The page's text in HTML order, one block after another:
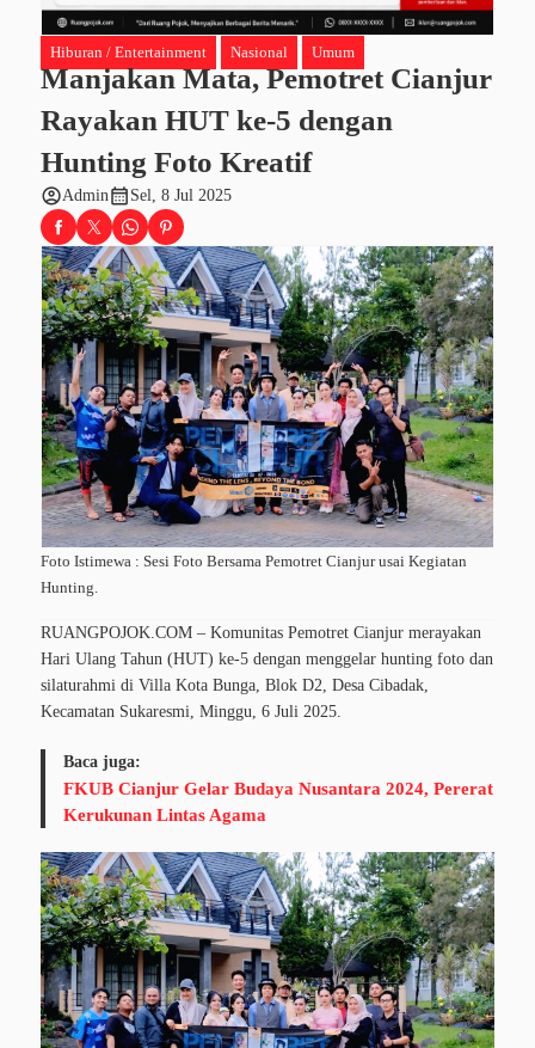
Hiburan / Entertainment Nasional Umum
Manjakan Mata, Pemotret Cianjur
Rayakan HUT ke-5 dengan
Hunting Foto Kreatif
account_circleAdmin calendar_month Sel, 8 Jul 2025
Foto Istimewa : Sesi Foto Bersama Pemotret Cianjur usai Kegiatan
Hunting.
RUANGPOJOK.COM – Komunitas Pemotret Cianjur merayakan
Hari Ulang Tahun (HUT) ke-5 dengan menggelar hunting foto dan
silaturahmi di Villa Kota Bunga, Blok D2, Desa Cibadak,
Kecamatan Sukaresmi, Minggu, 6 Juli 2025.
Baca juga:
FKUB Cianjur Gelar Budaya Nusantara 2024, Pererat
Kerukunan Lintas Agama